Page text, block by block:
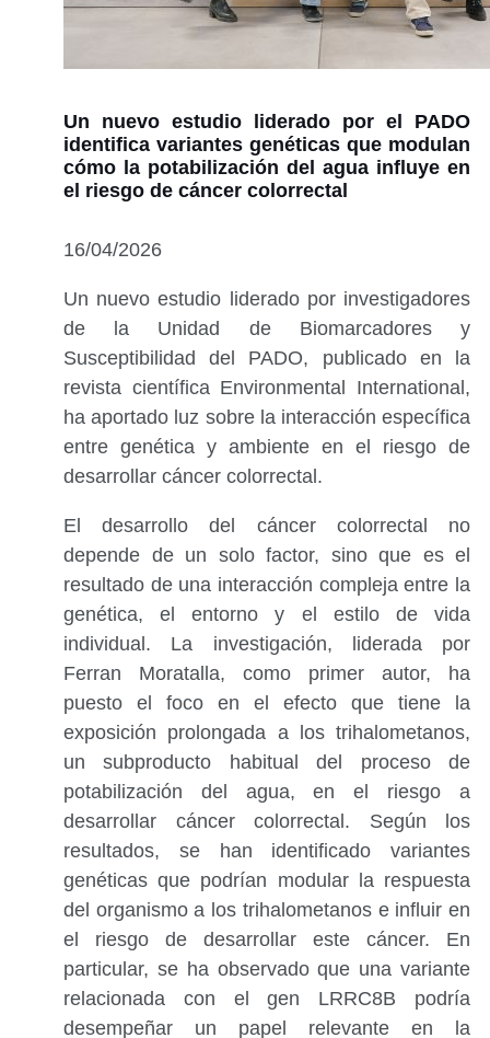
Un nuevo estudio liderado por el PADO
identifica variantes genéticas que modulan
cómo la potabilización del agua influye en
el riesgo de cáncer colorrectal
16/04/2026
Un nuevo estudio liderado por investigadores
de la Unidad de Biomarcadores y
Susceptibilidad del PADO, publicado en la
revista científica Environmental International,
ha aportado luz sobre la interacción específica
entre genética y ambiente en el riesgo de
desarrollar cáncer colorrectal.
El desarrollo del cáncer colorrectal no
depende de un solo factor, sino que es el
resultado de una interacción compleja entre la
genética, el entorno y el estilo de vida
individual. La investigación, liderada por
Ferran Moratalla, como primer autor, ha
puesto el foco en el efecto que tiene la
exposición prolongada a los trihalometanos,
un subproducto habitual del proceso de
potabilización del agua, en el riesgo a
desarrollar cáncer colorrectal. Según los
resultados, se han identificado variantes
genéticas que podrían modular la respuesta
del organismo a los trihalometanos e influir en
el riesgo de desarrollar este cáncer. En
particular, se ha observado que una variante
relacionada con el gen LRRC8B podría
desempeñar un papel relevante en la